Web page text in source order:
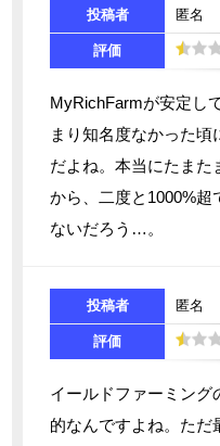
投稿者 匿名
評価
MyRichFarmが安定し
まり知名度なかった
だよね。本当にたま
から、二度と1000%
ないだろう…。
投稿者 匿名
評価
イールドファーミング
的なんですよね。ただ